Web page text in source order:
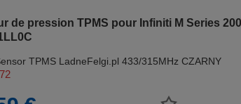
de pression TPMS pour Infiniti M Series
TPMS LadneFelgi.pl 433/315MHz CZARNY